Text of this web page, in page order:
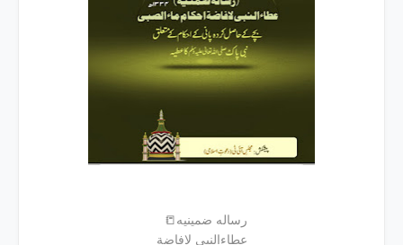
📒رساله ضمینیه
عطاءالنبی لافاضة